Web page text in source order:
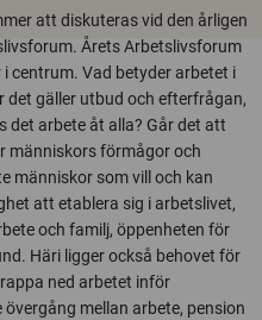
att diskuteras vid den årligen
Årets Arbetslivsforum
centrum. Vad betyder arbetet i
det gäller utbud och efterfrågan,
det arbete åt alla? Går det att
människors förmågor och
människor som vill och kan
att etablera sig i arbetslivet,
och familj, öppenheten för
Häri ligger också behovet för
ned arbetet inför
mellan arbete, pension